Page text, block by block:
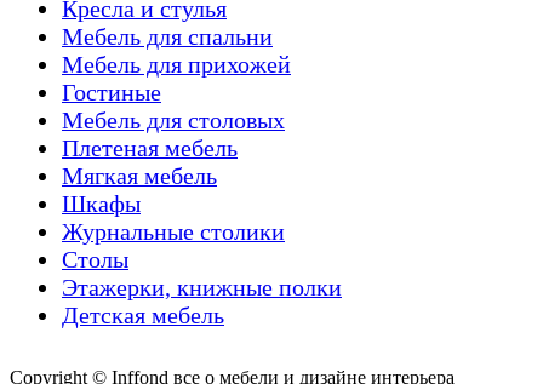
Кресла и стулья
Мебель для спальни
Мебель для прихожей
Гостиные
Мебель для столовых
Плетеная мебель
Мягкая мебель
Шкафы
Журнальные столики
Столы
Этажерки, книжные полки
Детская мебель
Copyright © Inffond все о мебели и дизайне интерьера